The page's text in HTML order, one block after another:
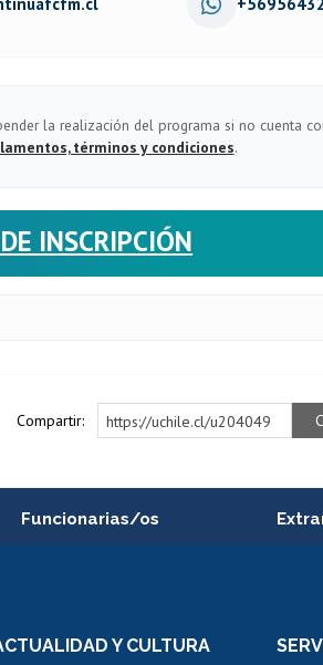
la realización del programa si no cuenta
términos y condiciones.
INSCRIPCIÓN
Compartir: https://uchile.cl/u204049
Funcionarias/os
Portal de movilidad interna
Y CULTURA